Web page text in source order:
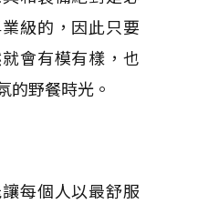
級的，因此只要
會有模有樣，也
的野餐時光。
每個人以最舒服